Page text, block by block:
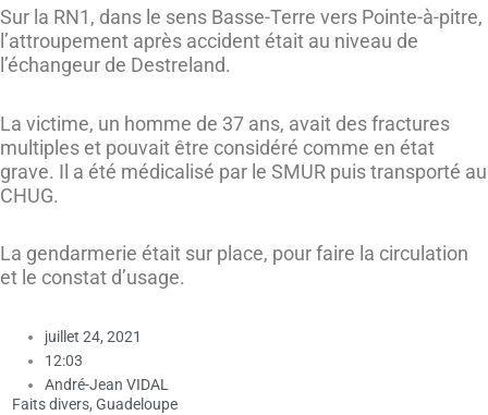
Sur la RN1, dans le sens Basse-Terre vers Pointe-à-pitre,
l’attroupement après accident était au niveau de
l’échangeur de Destreland.
La victime, un homme de 37 ans, avait des fractures
multiples et pouvait être considéré comme en état
grave. Il a été médicalisé par le SMUR puis transporté au
CHUG.
La gendarmerie était sur place, pour faire la circulation
et le constat d’usage.
juillet 24, 2021
12:03
André-Jean VIDAL
Faits divers, Guadeloupe